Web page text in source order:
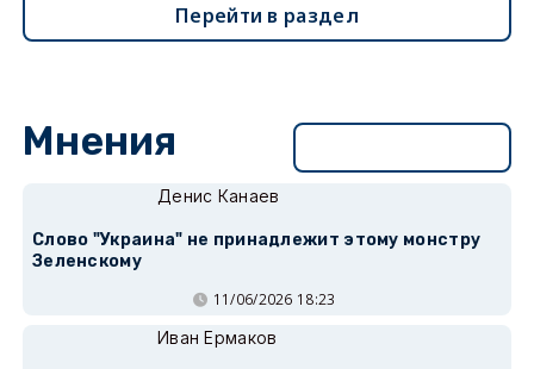
Перейти в раздел
Мнения
Денис Канаев
Слово "Украина" не принадлежит этому монстру
Зеленскому
11/06/2026 18:23
Иван Ермаков